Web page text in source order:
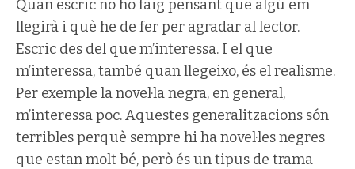
Quan escric no ho faig pensant que algú em
llegirà i què he de fer per agradar al lector.
Escric des del que m’interessa. I el que
m’interessa, també quan llegeixo, és el realisme.
Per exemple la novel·la negra, en general,
m’interessa poc. Aquestes generalitzacions són
terribles perquè sempre hi ha novel·les negres
que estan molt bé, però és un tipus de trama